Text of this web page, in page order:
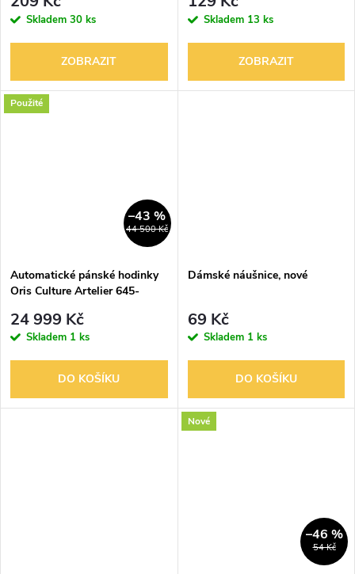
Skladem 30 ks
ZOBRAZIT
Skladem 13 ks
ZOBRAZIT
Použité
44 500 Kč
–43 %
Automatické pánské hodinky
Oris Culture Artelier 645-
24 999 Kč
Skladem 1 ks
DO KOŠÍKU
Dámské náušnice, nové
69 Kč
Skladem 1 ks
DO KOŠÍKU
Nové
54 Kč
–46 %